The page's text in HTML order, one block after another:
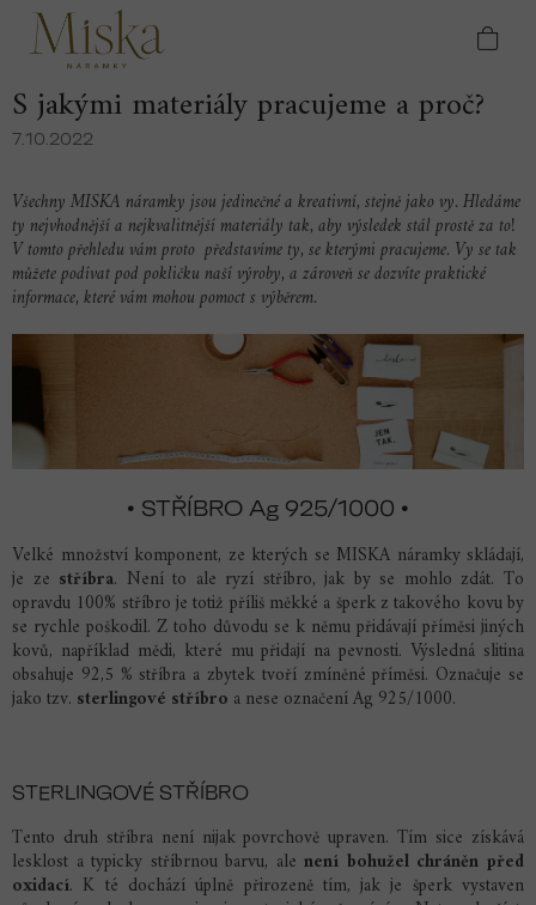
Přejít
obsah
Domů Blog
proč?
S jakými materiály pracujeme a proč?
7.10.2022
Všechny MISKA náramky jsou jedinečné a kreativní, stejně jako vy. Hledáme
ty nejvhodnější a nejkvalitnější materiály tak, aby výsledek stál prostě za to!
V tomto přehledu vám proto představíme ty, se kterými pracujeme. Vy se tak
můžete podívat pod pokličku naší výroby, a zároveň se dozvíte praktické
informace, které vám mohou pomoct s výběrem.
• STŘÍBRO Ag 925/1000 •
Velké množství komponent, ze kterých se MISKA náramky skládají,
je ze stříbra. Není to ale ryzí stříbro, jak by se mohlo zdát. To
opravdu 100% stříbro je totiž příliš měkké a šperk z takového kovu by
se rychle poškodil. Z toho důvodu se k němu přidávají příměsi jiných
kovů, například mědi, které mu přidají na pevnosti. Výsledná slitina
obsahuje 92,5 % stříbra a zbytek tvoří zmíněné příměsi. Označuje se
jako tzv. sterlingové stříbro a nese označení Ag 925/1000.
STERLINGOVÉ STŘÍBRO
Tento druh stříbra není nijak povrchově upraven. Tím sice získává
lesklost a typicky stříbrnou barvu, alenení bohužel chráněn před
oxidací. K té dochází úplně přirozeně tím, jak je šperk vystaven